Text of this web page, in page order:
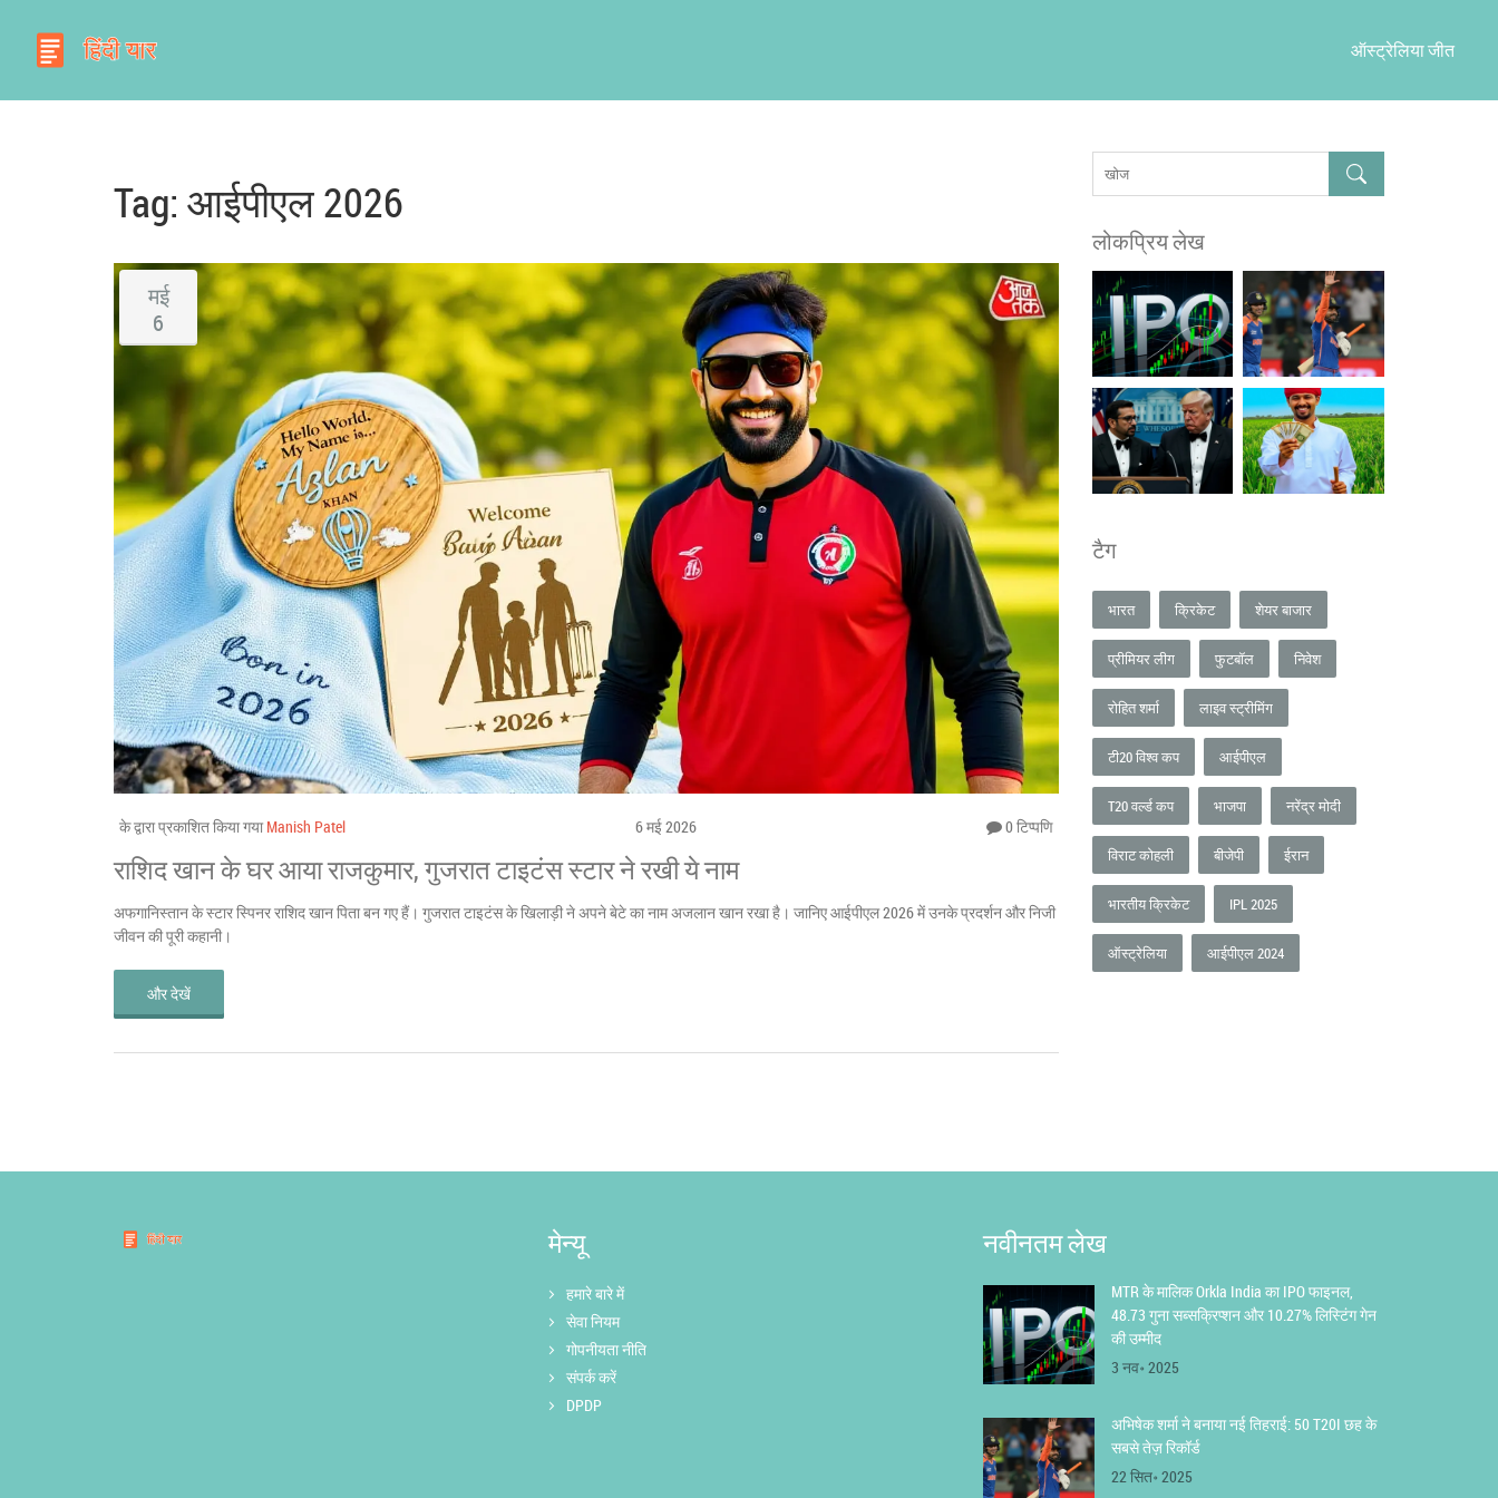
ऑस्ट्रेलिया जीत
Tag: आईपीएल 2026
मई
6
के द्वारा प्रकाशित किया गया Manish Patel 6 मई 2026 0 टिप्पणि
राशिद खान के घर आया राजकुमार, गुजरात टाइटंस स्टार ने रखी ये नाम
अफगानिस्तान के स्टार स्पिनर राशिद खान पिता बन गए हैं। गुजरात टाइटंस के खिलाड़ी ने अपने बेटे का नाम अजलान खान रखा है। जानिए आईपीएल 2026 में उनके प्रदर्शन और निजी
जीवन की पूरी कहानी।
और देखें
लोकप्रिय लेख
टैग
भारत क्रिकेट शेयर बाजार
प्रीमियर लीग फुटबॉल निवेश
रोहित शर्मा लाइव स्ट्रीमिंग
टी20 विश्व कप आईपीएल
T20 वर्ल्ड कप भाजपा नरेंद्र मोदी
विराट कोहली बीजेपी ईरान
भारतीय क्रिकेट IPL 2025
ऑस्ट्रेलिया आईपीएल 2024
मेन्यू
हमारे बारे में
सेवा नियम
गोपनीयता नीति
संपर्क करें
DPDP
नवीनतम लेख
MTR के मालिक Orkla India का IPO फाइनल,
48.73 गुना सब्सक्रिप्शन और 10.27% लिस्टिंग गेन
की उम्मीद
3 नव॰ 2025
अभिषेक शर्मा ने बनाया नई तिहराई: 50 T20I छह के
सबसे तेज़ रिकॉर्ड
22 सित॰ 2025